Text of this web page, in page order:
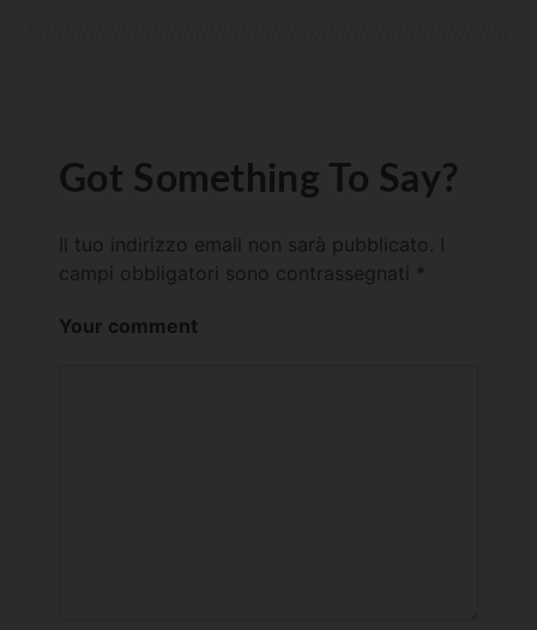
Got Something To Say?
Il tuo indirizzo email non sarà pubblicato.
campi obbligatori sono contrassegnati *
Your comment